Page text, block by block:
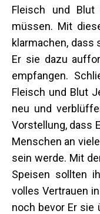
Fleisch und Blut
müssen. Mit
klarmachen, dass
Er sie dazu
empfangen.
Fleisch und Blut
neu und
Vorstellung, dass
Menschen an
sein werde. Mit
Speisen sollten
volles Vertrauen
noch bevor Er sie